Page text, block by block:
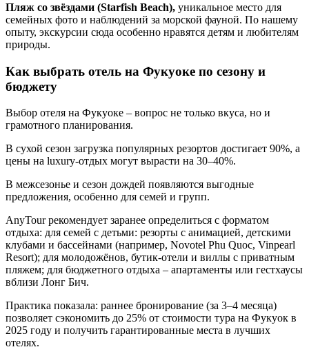
Пляж со звёздами (Starfish Beach), уникальное место для
семейных фото и наблюдений за морской фауной. По нашему
опыту, экскурсии сюда особенно нравятся детям и любителям
природы.
Как выбрать отель на Фукуоке по сезону и
бюджету
Выбор отеля на Фукуоке – вопрос не только вкуса, но и
грамотного планирования.
В сухой сезон загрузка популярных резортов достигает 90%, а
цены на luxury-отдых могут вырасти на 30–40%.
В межсезонье и сезон дождей появляются выгодные
предложения, особенно для семей и групп.
AnyTour рекомендует заранее определиться с форматом
отдыха: для семей с детьми: резорты с анимацией, детскими
клубами и бассейнами (например, Novotel Phu Quoc, Vinpearl
Resort); для молодожёнов, бутик-отели и виллы с приватным
пляжем; для бюджетного отдыха – апартаменты или гестхаусы
вблизи Лонг Бич.
Практика показала: раннее бронирование (за 3–4 месяца)
позволяет сэкономить до 25% от стоимости тура на Фукуок в
2025 году и получить гарантированные места в лучших
отелях.